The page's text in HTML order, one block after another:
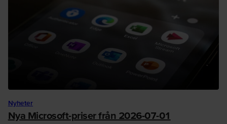
Nyheter
Nya Microsoft-priser från 2026-07-01